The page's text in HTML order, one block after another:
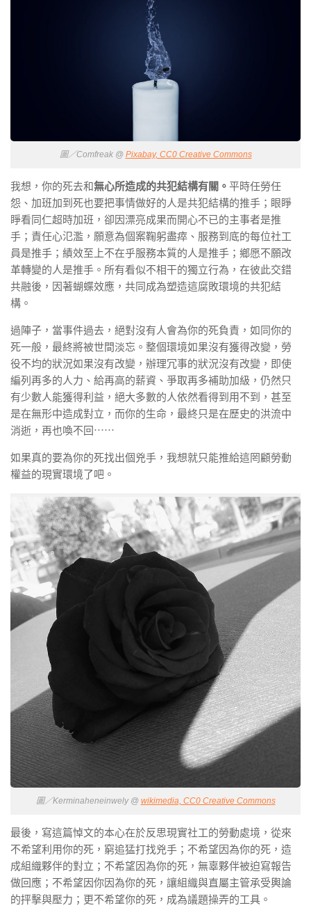
圖／Comfreak @ Pixabay, CC0 Creative Commons
我想，你的死去和無心所造成的共犯結構有關。 平時任勞任
怨、加班加到死也要把事情做好的人是共犯結構的推手；眼睜
睜看同仁超時加班，卻因漂亮成果而開心不已的主事者是推
手；責任心氾濫，願意為個案鞠躬盡瘁、服務到底的每位社工
員是推手；績效至上不在乎服務本質的人是推手；鄉愿不願改
革轉變的人是推手。所有看似不相干的獨立行為，在彼此交錯
共融後，因著蝴蝶效應，共同成為塑造這腐敗環境的共犯結
構。
過陣子，當事件過去，絕對沒有人會為你的死負責，如同你的
死一般，最終將被世間淡忘。整個環境如果沒有獲得改變，勞
役不均的狀況如果沒有改變，辦理冗事的狀況沒有改變，即使
編列再多的人力、給再高的薪資、爭取再多補助加級，仍然只
有少數人能獲得利益，絕大多數的人依然看得到用不到，甚至
是在無形中造成對立，而你的生命，最終只是在歷史的洪流中
消逝，再也喚不回⋯⋯
如果真的要為你的死找出個兇手，我想就只能推給這罔顧勞動
權益的現實環境了吧。
圖／Kerminaheneinwely @ wikimedia, CC0 Creative Commons
最後，寫這篇悼文的本心在於反思現實社工的勞動處境，從來
不希望利用你的死，窮追猛打找兇手；不希望因為你的死，造
成組織夥伴的對立；不希望因為你的死，無辜夥伴被迫寫報告
做回應；不希望因你因為你的死，讓組織與直屬主管承受輿論
的抨擊與壓力；更不希望你的死，成為議題操弄的工具。